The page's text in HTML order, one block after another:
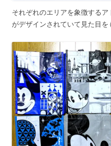
それぞれのエリアを象徴する
がデザインされていて見た目を